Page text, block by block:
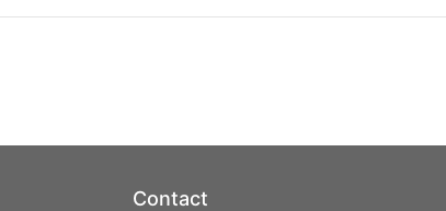
Contact